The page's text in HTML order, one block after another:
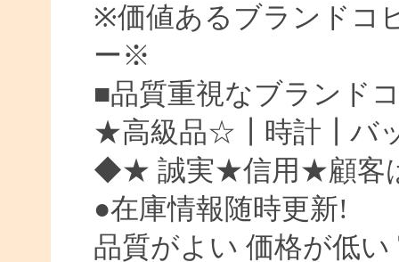
※価値あるブランドコ
ー※
■品質重視なブランド
★高級品☆┃時計┃バ
◆★ 誠実★信用★顧客
●在庫情報随時更新!
品質がよい 価格が低